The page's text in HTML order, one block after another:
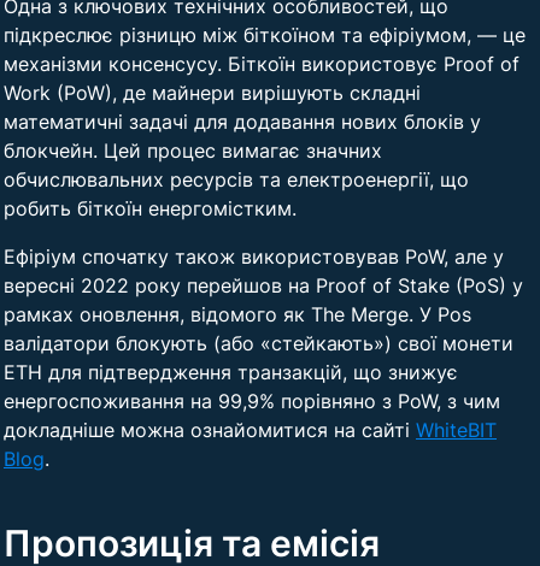
Одна з ключових технічних особливостей, що
підкреслює різницю між біткоїном та ефіріумом, — це
механізми консенсусу. Біткоїн використовує Proof of
Work (PoW), де майнери вирішують складні
математичні задачі для додавання нових блоків у
блокчейн. Цей процес вимагає значних
обчислювальних ресурсів та електроенергії, що
робить біткоїн енергомістким.
Ефіріум спочатку також використовував PoW, але у
вересні 2022 року перейшов на Proof of Stake (PoS) у
рамках оновлення, відомого як The Merge. У Pos
валідатори блокують (або «стейкають») свої монети
ETH для підтвердження транзакцій, що знижує
енергоспоживання на 99,9% порівняно з PoW, з чим
докладніше можна ознайомитися на сайті WhiteBIT
Blog.
Пропозиція та емісія